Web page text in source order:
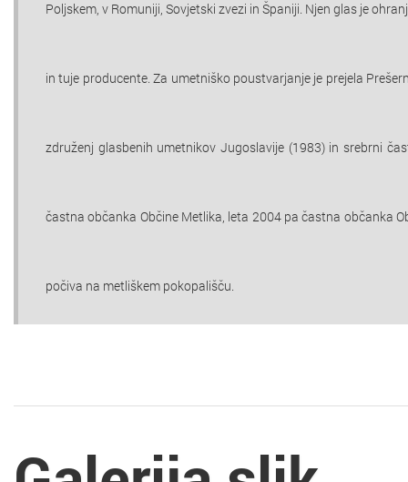
Poljskem, v Romuniji, Sovjetski zvezi in Španiji. Njen glas je
in tuje producente. Za umetniško poustvarjanje je prejela
združenj glasbenih umetnikov Jugoslavije (1983) in srebrni
častna občanka Občine Metlika, leta 2004 pa častna občanka
počiva na metliškem pokopališču.